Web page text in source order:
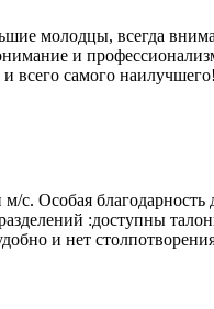
молодцы, всегда
и
всего самого наилучшего!
Особая
:доступны
и нет